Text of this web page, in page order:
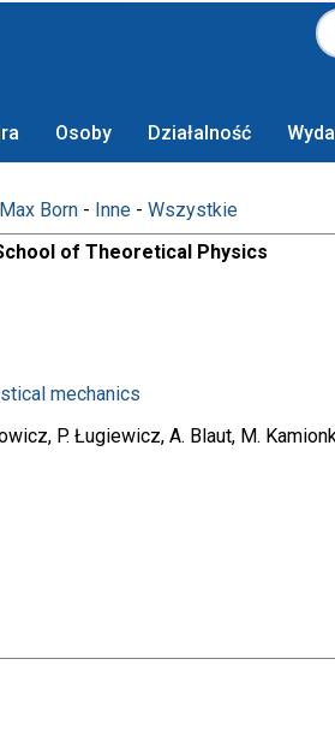
Osoby Działalność
Max Born - Inne - Wszystkie
of Theoretical Physics
mechanics
P. Ługiewicz, A. Blaut, M.